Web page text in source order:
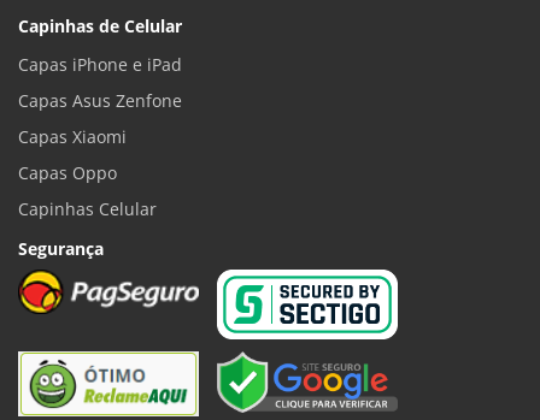
Capinhas de Celular
Capas iPhone e iPad
Capas Asus Zenfone
Capas Xiaomi
Capas Oppo
Capinhas Celular
Segurança